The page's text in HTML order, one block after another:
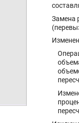
Замена